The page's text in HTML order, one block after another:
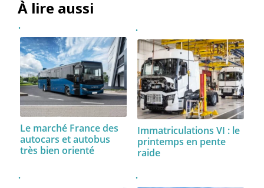
À lire aussi
Le marché France des
autocars et autobus
très bien orienté
Immatriculations VI : le
printemps en pente
raide